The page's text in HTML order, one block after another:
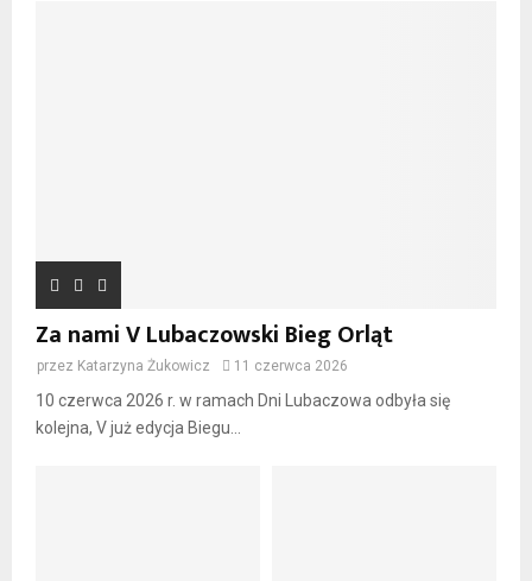
Za nami V Lubaczowski Bieg Orląt
przez Katarzyna Żukowicz 11 czerwca 2026
10 czerwca 2026 r. w ramach Dni Lubaczowa odbyła się
kolejna, V już edycja Biegu...